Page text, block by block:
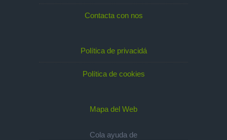
Contacta con nos
Política de privacidá
Política de cookies
Mapa del Web
Cola ayuda de